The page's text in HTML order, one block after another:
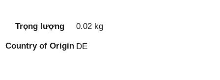
Trọng lượng 0.02 kg
Country of Origin DE